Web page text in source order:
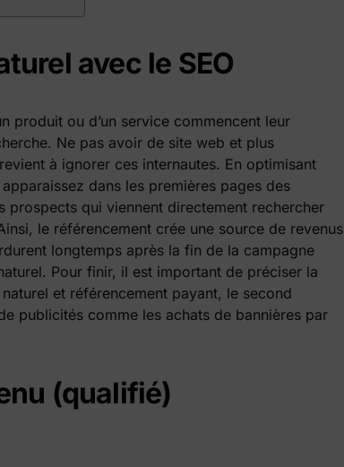
avec le SEO
produit ou d’un service commencent leur
Ne pas avoir de site web et plus
à ignorer ces internautes. En optimisant
dans les premières pages des
prospects qui viennent directement rechercher
le référencement crée une source de revenus
longtemps après la fin de la campagne
Pour finir, il est important de préciser la
et référencement payant, le second
publicités comme les achats de bannières par
(qualifié)